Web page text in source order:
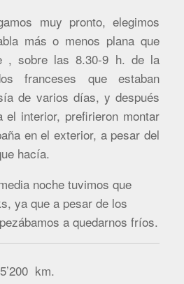
muy pronto, elegimos
más o menos plana que
, sobre las 8.30-9 h. de la
franceses que estaban
de varios días, y después
el interior, prefirieron montar
en el exterior, a pesar del
hacía.
noche tuvimos que
ya que a pesar de los
a quedarnos fríos.
km.